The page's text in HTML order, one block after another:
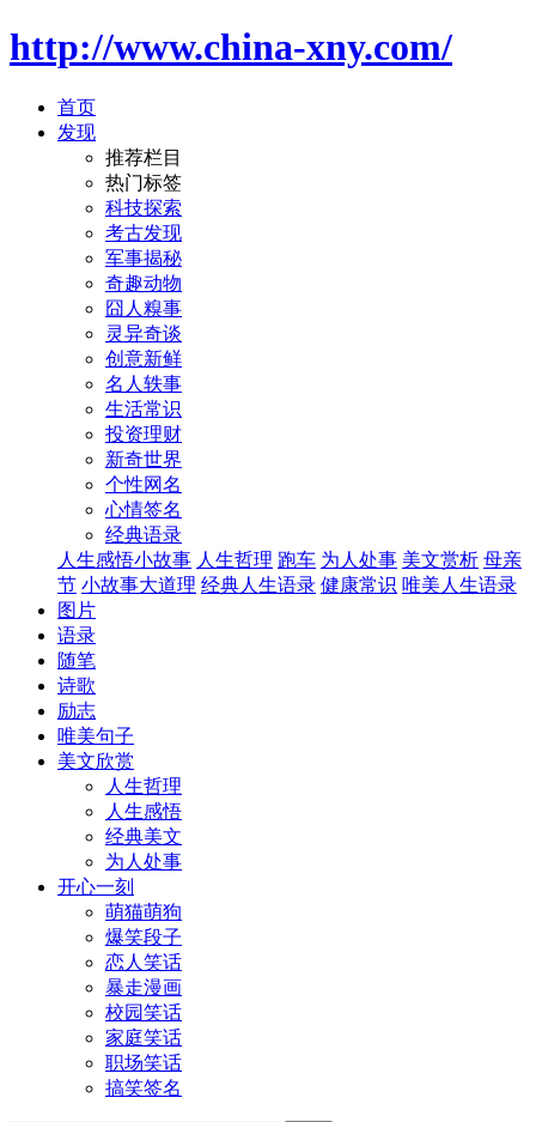
http://www.china-xny.com/
首页
发现
推荐栏目
热门标签
科技探索
考古发现
军事揭秘
奇趣动物
囧人糗事
灵异奇谈
创意新鲜
名人轶事
生活常识
投资理财
新奇世界
个性网名
心情签名
经典语录
人生感悟小故事 人生哲理 跑车 为人处事 美文赏析 母亲
节 小故事大道理 经典人生语录 健康常识 唯美人生语录
图片
语录
随笔
诗歌
励志
唯美句子
美文欣赏
人生哲理
人生感悟
经典美文
为人处事
开心一刻
萌猫萌狗
爆笑段子
恋人笑话
暴走漫画
校园笑话
家庭笑话
职场笑话
搞笑签名